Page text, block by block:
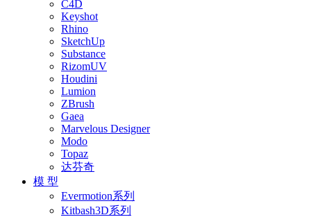
C4D
Keyshot
Rhino
SketchUp
Substance
RizomUV
Houdini
Lumion
ZBrush
Gaea
Marvelous Designer
Modo
Topaz
达芬奇
模 型
Evermotion系列
Kitbash3D系列